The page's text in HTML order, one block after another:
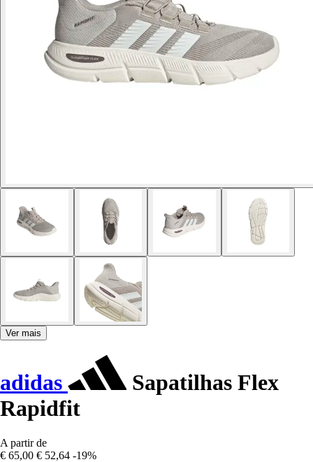
Ver mais
adidas
Sapatilhas Flex
Rapidfit
A partir de
€ 65,00 € 52,64 -19%